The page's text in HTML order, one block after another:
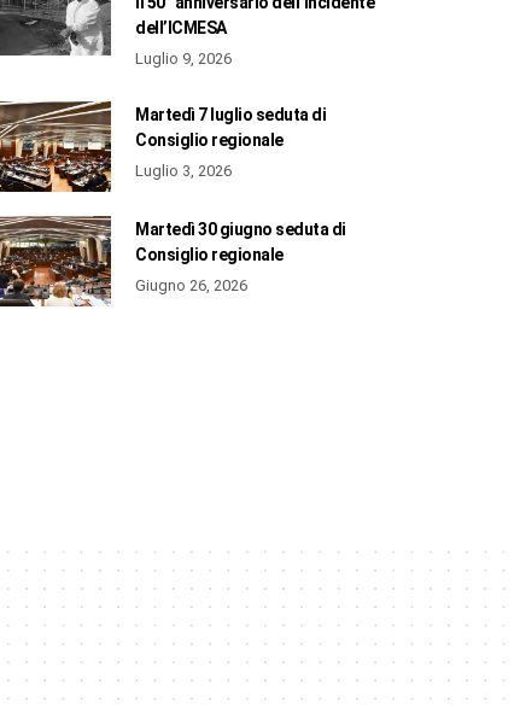
dell’ICMESA
Luglio 9, 2026
Martedì 7 luglio seduta di
Consiglio regionale
Luglio 3, 2026
Martedì 30 giugno seduta di
Consiglio regionale
Giugno 26, 2026